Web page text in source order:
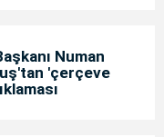
Numan
'çerçeve